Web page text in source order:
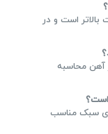
است و در
آهن محاسبه
سازه‌های سبک مناسب